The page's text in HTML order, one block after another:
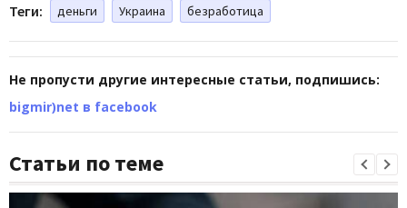
Теги: деньги Украина безработица
Не пропусти другие интересные статьи, подпишись:
bigmir)net в facebook
Статьи по теме